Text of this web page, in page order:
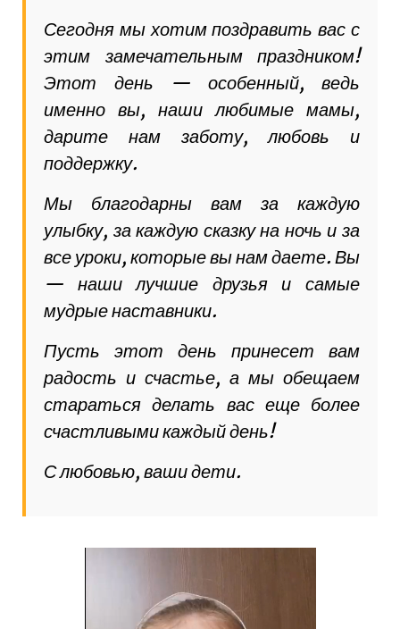
Сегодня мы хотим поздравить вас с
этим замечательным праздником!
Этот день — особенный, ведь
именно вы, наши любимые мамы,
дарите нам заботу, любовь и
поддержку.
Мы благодарны вам за каждую
улыбку, за каждую сказку на ночь и за
все уроки, которые вы нам даете. Вы
— наши лучшие друзья и самые
мудрые наставники.
Пусть этот день принесет вам
радость и счастье, а мы обещаем
стараться делать вас еще более
счастливыми каждый день!
С любовью, ваши дети.